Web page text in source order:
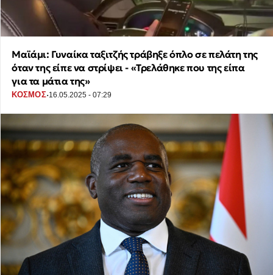
Μαϊάμι: Γυναίκα ταξιτζής τράβηξε όπλο σε πελάτη της
όταν της είπε να στρίψει - «Τρελάθηκε που της είπα
για τα μάτια της»
ΚΟΣΜΟΣ·16.05.2025 - 07:29